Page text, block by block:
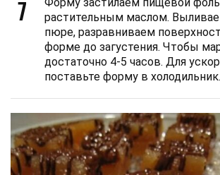
7
растительным маслом.
пюре, разравниваем
форме до загустения. Чтобы
достаточно 4-5 часов. Для
поставьте форму в холодильник.